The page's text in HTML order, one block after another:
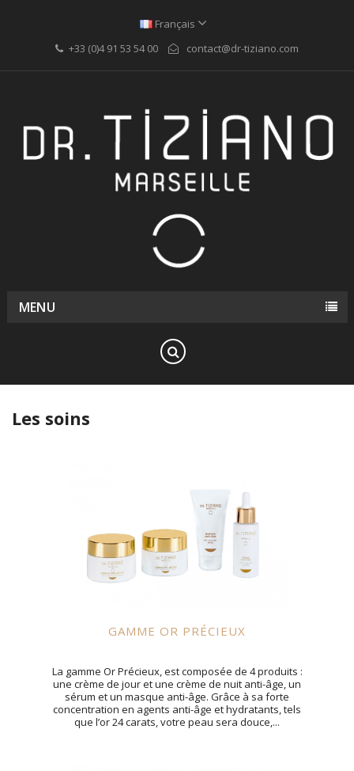
Français
+33 (0)4 91 53 54 00
contact@dr-tiziano.com
MENU
Les soins
GAMME OR PRÉCIEUX
La gamme Or Précieux, est composée de 4 produits :
une crème de jour et une crème de nuit anti-âge, un
sérum et un masque anti-âge. Grâce à sa forte
concentration en agents anti-âge et hydratants, tels
que l’or 24 carats, votre peau sera douce,...